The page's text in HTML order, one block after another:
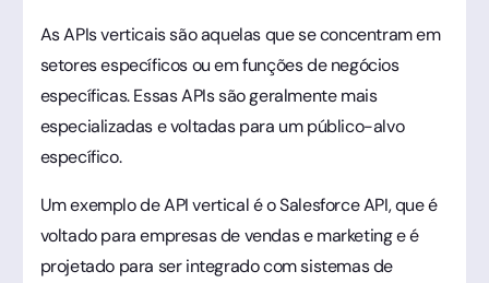
As APIs verticais são aquelas que se concentram em
setores específicos ou em funções de negócios
específicas. Essas APIs são geralmente mais
especializadas e voltadas para um público-alvo
específico.
Um exemplo de API vertical é o Salesforce API, que é
voltado para empresas de vendas e marketing e é
projetado para ser integrado com sistemas de